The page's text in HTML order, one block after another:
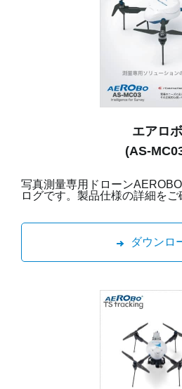
エアロボ
(AS-
写真測量専用ドローン
ログです。製品仕様の詳細をご
ダウンロ